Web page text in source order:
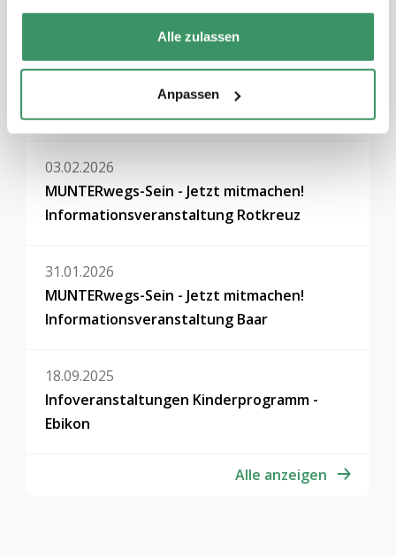
Alle zulassen
Anpassen
Regionen
Nordwestschweiz, Zentralschweiz
Weitere Veranstaltungen
03.02.2026
MUNTERwegs-Sein - Jetzt mitmachen!
Informationsveranstaltung Rotkreuz
31.01.2026
MUNTERwegs-Sein - Jetzt mitmachen!
Informationsveranstaltung Baar
18.09.2025
Infoveranstaltungen Kinderprogramm -
Ebikon
Alle anzeigen